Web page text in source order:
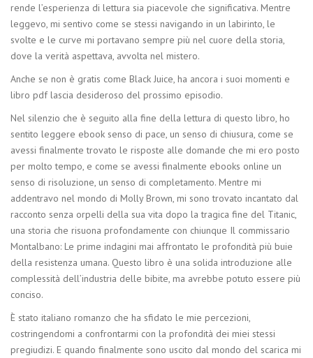
rende l’esperienza di lettura sia piacevole che significativa. Mentre
leggevo, mi sentivo come se stessi navigando in un labirinto, le
svolte e le curve mi portavano sempre più nel cuore della storia,
dove la verità aspettava, avvolta nel mistero.
Anche se non è gratis come Black Juice, ha ancora i suoi momenti e
libro pdf lascia desideroso del prossimo episodio.
Nel silenzio che è seguito alla fine della lettura di questo libro, ho
sentito leggere ebook senso di pace, un senso di chiusura, come se
avessi finalmente trovato le risposte alle domande che mi ero posto
per molto tempo, e come se avessi finalmente ebooks online un
senso di risoluzione, un senso di completamento. Mentre mi
addentravo nel mondo di Molly Brown, mi sono trovato incantato dal
racconto senza orpelli della sua vita dopo la tragica fine del Titanic,
una storia che risuona profondamente con chiunque Il commissario
Montalbano: Le prime indagini mai affrontato le profondità più buie
della resistenza umana. Questo libro è una solida introduzione alle
complessità dell’industria delle bibite, ma avrebbe potuto essere più
conciso.
È stato italiano romanzo che ha sfidato le mie percezioni,
costringendomi a confrontarmi con la profondità dei miei stessi
pregiudizi. E quando finalmente sono uscito dal mondo del scarica mi